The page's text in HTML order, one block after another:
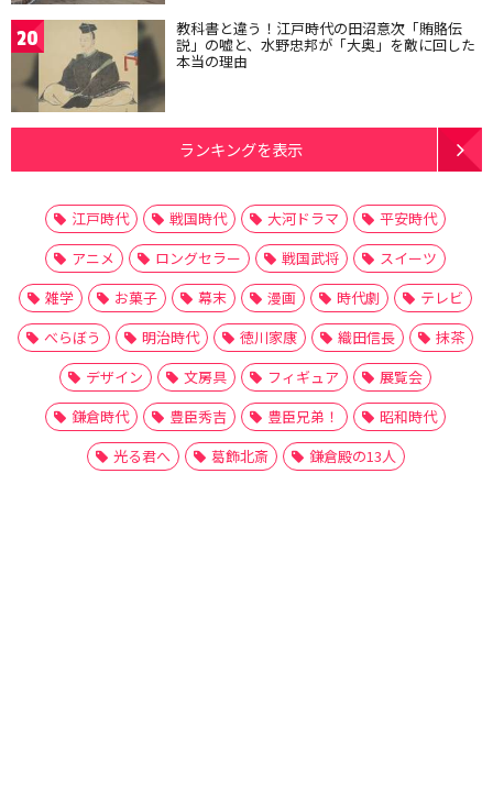
20 教科書と違う！江戸時代の田沼意次「賄賂伝
説」の嘘と、水野忠邦が「大奥」を敵に回した
本当の理由
ランキングを表示
江戸時代 戦国時代 大河ドラマ
平安時代
アニメ
ロングセラー 戦国武将
スイーツ
雑学
お菓子 幕末 漫画 時代劇
テレビ
べらぼう
明治時代 徳川家康 織田信長
抹茶
デザイン
文房具 フィギュア
展覧会
鎌倉時代
豊臣秀吉 豊臣兄弟！
昭和時代
光る君へ
葛飾北斎 鎌倉殿の13人